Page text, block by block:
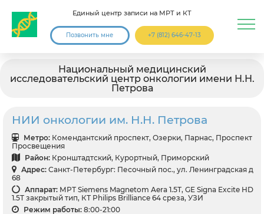
Единый центр записи на МРТ и КТ
Позвонить мне +7 (812) 646-47-13
Национальный медицинский
исследовательский центр онкологии имени Н.Н.
Петрова
НИИ онкологии им. Н.Н. Петрова
Метро: Комендантский проспект, Озерки, Парнас, Проспект
Просвещения
Район: Кронштадтский, Курортный, Приморский
Адрес: Санкт-Петербург: Песочный пос., ул. Ленинградская д
68
Аппарат: МРТ Siemens Magnetom Aera 1.5T, GE Signa Excite HD
1.5T закрытый тип, КТ Philips Brilliance 64 среза, УЗИ
Режим работы: 8:00-21:00